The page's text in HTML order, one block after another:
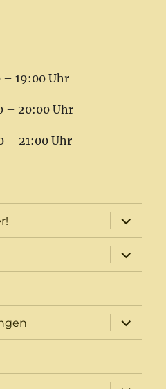
– 19:00 Uhr
– 20:00 Uhr
– 21:00 Uhr
öffnen
öffnen
öffnen